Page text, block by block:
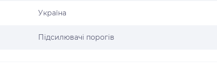
Україна
Підсилювачі порогів